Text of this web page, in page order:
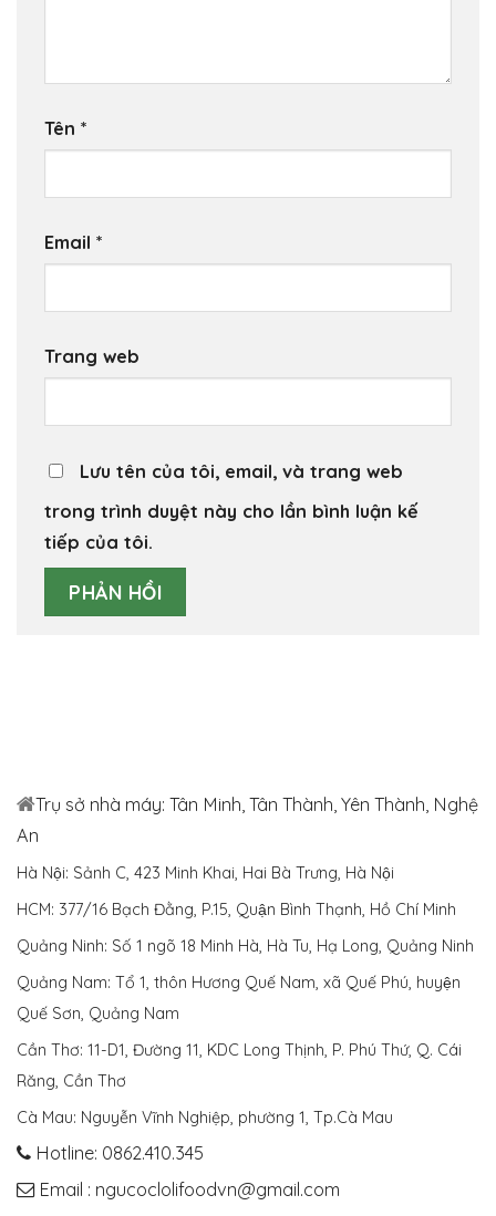
Tên *
Email *
Trang web
Lưu tên của tôi, email, và trang web
trong trình duyệt này cho lần bình luận kế
tiếp của tôi.
Trụ sở nhà máy: Tân Minh, Tân Thành, Yên Thành, Nghệ
An
Hà Nội: Sảnh C, 423 Minh Khai, Hai Bà Trưng, Hà Nội
HCM: 377/16 Bạch Đằng, P.15, Quận Bình Thạnh, Hồ Chí Minh
Quảng Ninh: Số 1 ngõ 18 Minh Hà, Hà Tu, Hạ Long, Quảng Ninh
Quảng Nam: Tổ 1, thôn Hương Quế Nam, xã Quế Phú, huyện
Quế Sơn, Quảng Nam
Cần Thơ: 11-D1, Đường 11, KDC Long Thịnh, P. Phú Thứ, Q. Cái
Răng, Cần Thơ
Cà Mau: Nguyễn Vĩnh Nghiệp, phường 1, Tp.Cà Mau
Hotline: 0862.410.345
Email : ngucoclolifoodvn@gmail.com